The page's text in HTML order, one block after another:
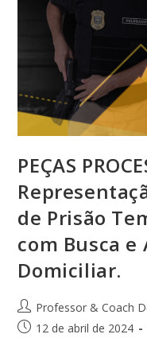
PEÇAS
de Prisão
com Busca e
Domiciliar.
Professor & Coach
12 de abril de 2024